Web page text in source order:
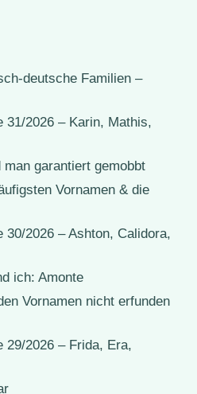
deutsche Familien –
31/2026 – Karin, Mathis,
garantiert gemobbt
Vornamen & die
30/2026 – Ashton, Calidora,
ich: Amonte
Vornamen nicht erfunden
29/2026 – Frida, Era,